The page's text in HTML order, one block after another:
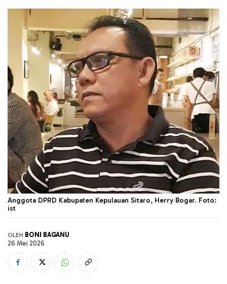
Anggota DPRD Kabupaten Kepulauan Sitaro, Herry Bogar. Foto:
ist
OLEH BONI BAGANU
26 Mei 2026